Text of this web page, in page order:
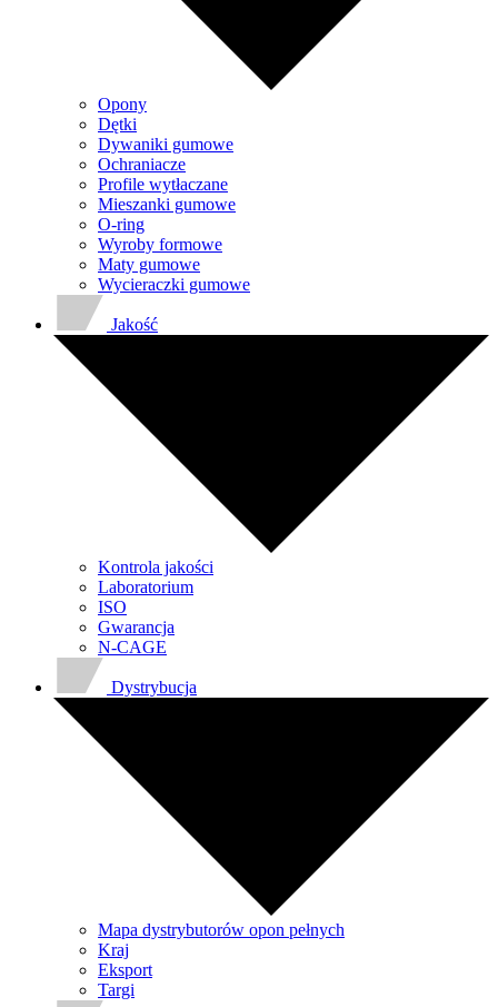
Opony
Dętki
Dywaniki gumowe
Ochraniacze
Profile wytłaczane
Mieszanki gumowe
O-ring
Wyroby formowe
Maty gumowe
Wycieraczki gumowe
Jakość
Kontrola jakości
Laboratorium
ISO
Gwarancja
N-CAGE
Dystrybucja
Mapa dystrybutorów opon pełnych
Kraj
Eksport
Targi